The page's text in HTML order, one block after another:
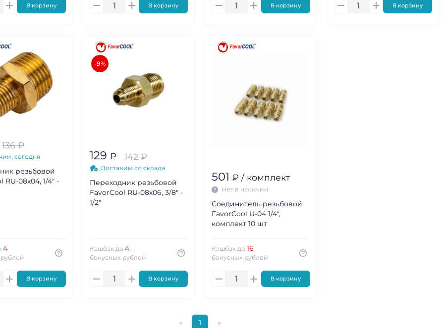
В корзину В корзину В корзину В корзину
136₽
сегодня
резьбовой
RU-08х04, 1/4" -
4
В корзину
-9%
129 ₽ 142₽
Доставим со склада
Переходник резьбовой
FavorCool RU-08х06, 3/8" -
1/2"
Кэшбэк до 4
бонусных рублей
В корзину
501 ₽ / комплект
Нет в наличии
Соединитель резьбовой
FavorCool U-04 1/4",
комплект 10 шт
Кэшбэк до16
бонусных рублей
В корзину
« 1 »